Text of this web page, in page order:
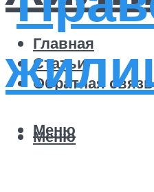
Главная
Статьи
Обратная связь
Меню
Меню